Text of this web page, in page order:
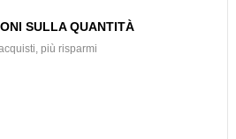
SULLA QUANTITÀ
più risparmi